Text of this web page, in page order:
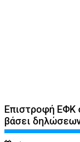
Επιστροφή ΕΦΚ
βάσει